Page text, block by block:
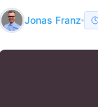
Jonas Franz